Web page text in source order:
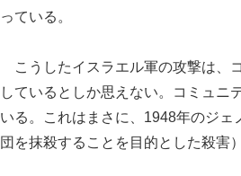
っている。
こうしたイスラエル軍の攻撃は、
しているとしか思えない。コミュニ
いる。これはまさに、1948年のジ
団を抹殺することを目的とした殺害